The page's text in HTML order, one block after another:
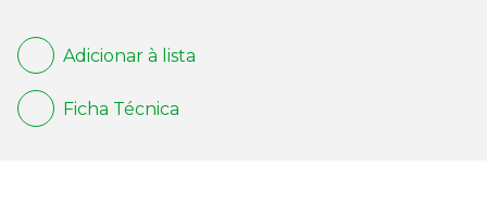
Adicionar à lista
Ficha Técnica